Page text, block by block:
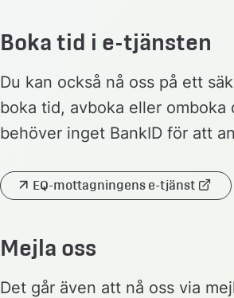
Boka tid i e-tjänsten
Du kan också nå oss på ett
boka tid, avboka eller
behöver inget BankID för att
EQ-mottagningens e-tjänst
Länk
Mejla oss
Det går även att nå oss via